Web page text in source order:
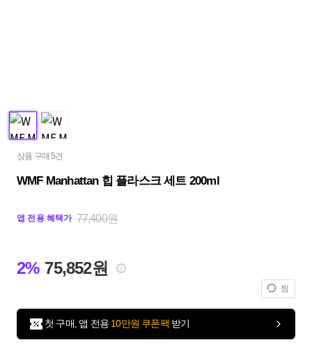
상품 구매 5건
WMF Manhattan 힙 플라스크 세트 200ml
앱 전용 혜택가 77,400원
2% 75,852원
찜
첫 구매, 앱 전용 10만원 쿠폰팩 받기